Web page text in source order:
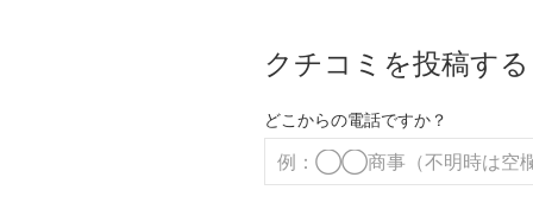
クチコミを投稿する
どこからの電話ですか？